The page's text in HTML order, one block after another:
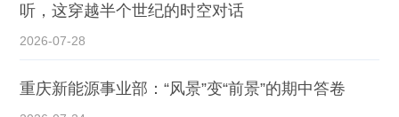
听，这穿越半个世纪的时空对话
2026-07-28
重庆新能源事业部：“风景”变“前景”的期中答卷